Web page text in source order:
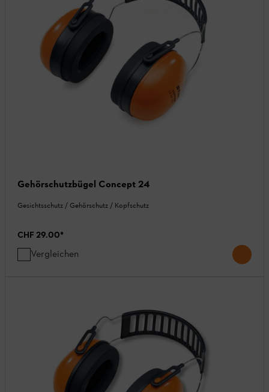
Gehörschutzbügel Concept 24
Gesichtsschutz / Gehörschutz / Kopfschutz
CHF 29.00*
Vergleichen